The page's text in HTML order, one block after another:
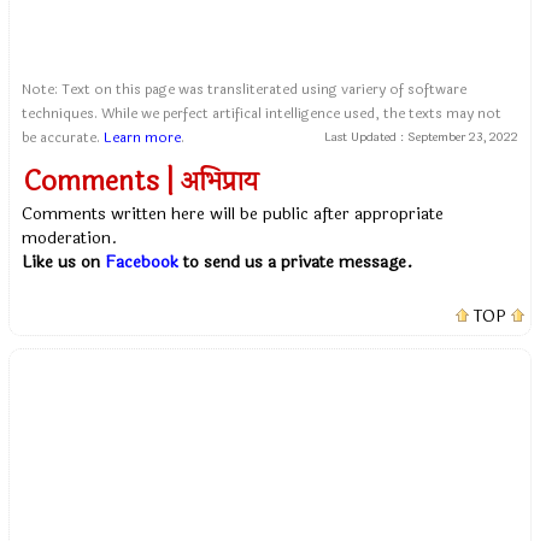
Note: Text on this page was transliterated using variery of software
techniques. While we perfect artifical intelligence used, the texts may not
be accurate. Learn more. Last Updated : September 23, 2022
Comments | अभिप्राय
Comments written here will be public after appropriate
moderation.
Like us on Facebookto send us a private message.
TOP